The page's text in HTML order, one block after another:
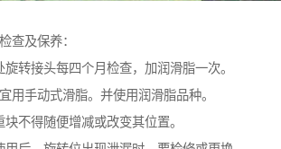
查及保养：
旋转接头每四个月检查，加润滑脂一次。
用手动式滑脂。并使用润滑脂品种。
不得随便增减或改变其位置。